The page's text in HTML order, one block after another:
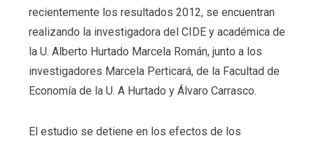
recientemente los resultados 2012, se encuentran
realizando la investigadora del CIDE y académica de
la U. Alberto Hurtado Marcela Román, junto a los
investigadores Marcela Perticará, de la Facultad de
Economía de la U. A Hurtado y Álvaro Carrasco.
El estudio se detiene en los efectos de los